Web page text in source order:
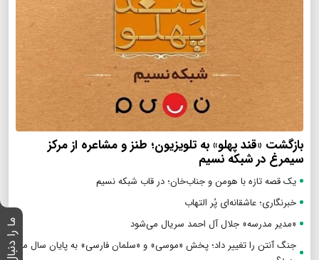
بازگشت «قند پهلو» به تلویزیون؛ طنز و مشاعره از مرکز
سیمرغ در شبکه نسیم
یک قصه تازه با هومن و جناب‌خان؛ در قاب شبکه نسیم
خبرنگاری؛ عاشقانه‌ای پُر التهاب
«مدیر مدرسه» جلال آل احمد سریال می‌شود
جنگ آنتن را تغییر داد؛ پخش «موسی» و «سلمان فارسی» به پایان سال می